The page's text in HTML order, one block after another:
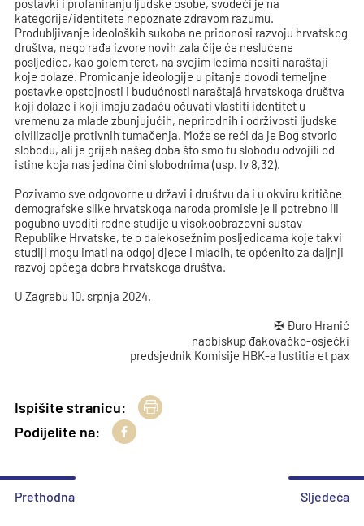
postavki i profaniranju ljudske osobe, svodeći je na
kategorije/identitete nepoznate zdravom razumu.
Produbljivanje ideoloških sukoba ne pridonosi razvoju hrvatskog
društva, nego rađa izvore novih zala čije će neslućene
posljedice, kao golem teret, na svojim leđima nositi naraštaji
koje dolaze. Promicanje ideologije u pitanje dovodi temeljne
postavke opstojnosti i budućnosti naraštajâ hrvatskoga društva
koji dolaze i koji imaju zadaću očuvati vlastiti identitet u
vremenu za mlade zbunjujućih, neprirodnih i održivosti ljudske
civilizacije protivnih tumačenja. Može se reći da je Bog stvorio
slobodu, ali je grijeh našeg doba što smo tu slobodu odvojili od
istine koja nas jedina čini slobodnima (usp. Iv 8,32).
Pozivamo sve odgovorne u državi i društvu da i u okviru kritične
demografske slike hrvatskoga naroda promisle je li potrebno ili
pogubno uvoditi rodne studije u visokoobrazovni sustav
Republike Hrvatske, te o dalekosežnim posljedicama koje takvi
studiji mogu imati na odgoj djece i mladih, te općenito za daljnji
razvoj općega dobra hrvatskoga društva.
U Zagrebu 10. srpnja 2024.
✠ Đuro Hranić
nadbiskup đakovačko-osječki
predsjednik Komisije HBK-a Iustitia et pax
Ispišite stranicu:
Podijelite na:
Prethodna Sljedeća